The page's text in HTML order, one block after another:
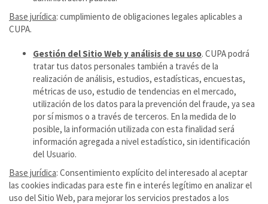
Base jurídica: cumplimiento de obligaciones legales aplicables a
CUPA.
Gestión del Sitio Web y análisis de su uso. CUPA podrá
tratar tus datos personales también a través de la
realización de análisis, estudios, estadísticas, encuestas,
métricas de uso, estudio de tendencias en el mercado,
utilización de los datos para la prevención del fraude, ya sea
por sí mismos o a través de terceros. En la medida de lo
posible, la información utilizada con esta finalidad será
información agregada a nivel estadístico, sin identificación
del Usuario.
Base jurídica: Consentimiento explícito del interesado al aceptar
las cookies indicadas para este fin e interés legítimo en analizar el
uso del Sitio Web, para mejorar los servicios prestados a los